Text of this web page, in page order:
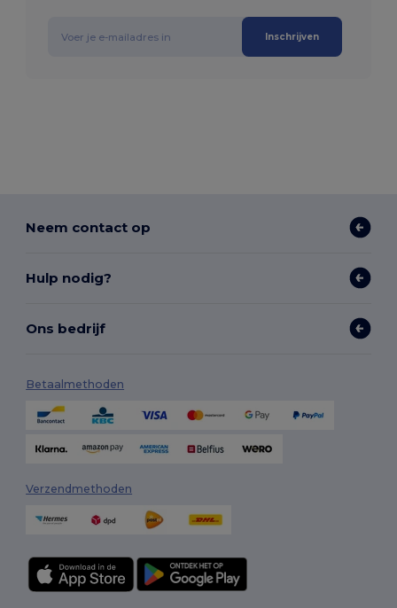
Inschrijven
Neem contact op
Hulp nodig?
Ons bedrijf
Betaalmethoden
Verzendmethoden